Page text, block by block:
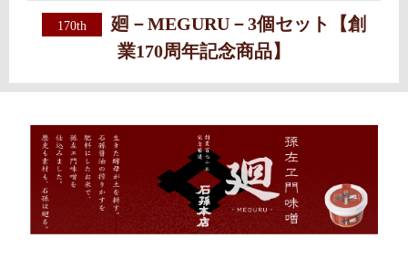
廻－MEGURU－3個セット【創
業170周年記念商品】